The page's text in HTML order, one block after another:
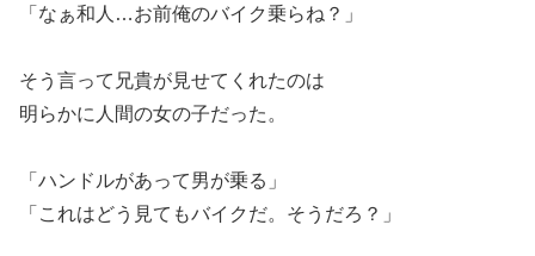
「なぁ和人…お前俺のバイク乗らね？」
そう言って兄貴が見せてくれたのは
明らかに人間の女の子だった。
「ハンドルがあって男が乗る」
「これはどう見てもバイクだ。そうだろ？」